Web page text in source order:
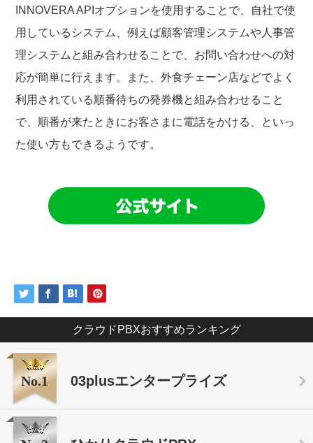
INNOVERA APIオプションを使用することで、自社で使
用しているシステム、例えば顧客管理システムや人事管
理システムと組み合わせることで、お問い合わせへの対
応が簡単に行えます。また、外食チェーン店などでよく
利用されている順番待ちの発券機と組み合わせること
で、順番が来たときにお客さまに電話をかける、といっ
た使い方もできるようです。
クラウドPBXおすすめランキング
No.1 03plusエンタープライズ